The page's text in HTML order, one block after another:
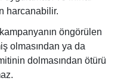
harcanabilir.
öngörülen
olmasından ya da
dolmasından ötürü